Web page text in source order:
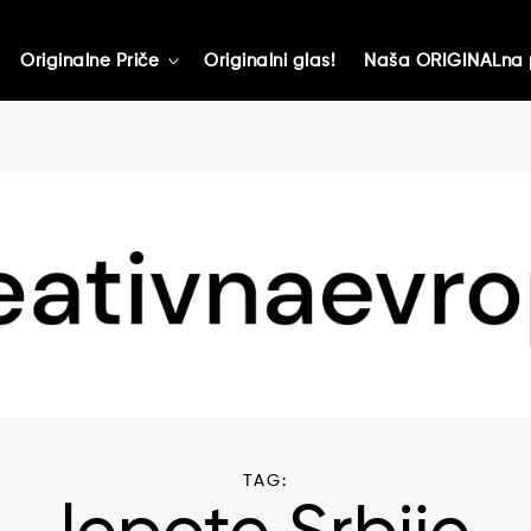
Originalne Priče toggle
Originalni glas! Naša
TAG: